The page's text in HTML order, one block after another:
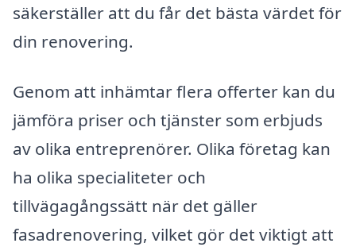
säkerställer att du får det bästa värdet för
din renovering.
Genom att inhämtar flera offerter kan du
jämföra priser och tjänster som erbjuds
av olika entreprenörer. Olika företag kan
ha olika specialiteter och
tillvägagångssätt när det gäller
fasadrenovering, vilket gör det viktigt att